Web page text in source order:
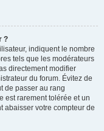
?
indiquent le nombre
tels que les modérateurs
directement modifier
du forum. Évitez de
de passer au rang
est rarement tolérée et un
abaisser votre compteur de